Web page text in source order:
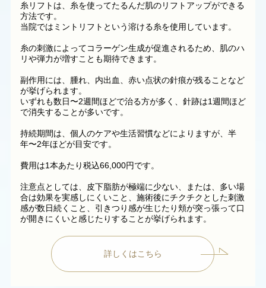
糸リフトは、糸を使ってたるんだ肌のリフトアップができる
方法です。
当院ではミントリフトという溶ける糸を使用しています。
糸の刺激によってコラーゲン生成が促進されるため、肌のハ
リや弾力が増すことも期待できます​​。
副作用には、腫れ、内出血、赤い点状の針痕が残ることなど
が挙げられます。
いずれも数日〜2週間ほどで治る方が多く、針跡は1週間ほど
で消失することが多いです。
持続期間は、個人のケアや生活習慣などによりますが、半
年〜2年ほどが目安です。
費用は1本あたり税込66,000円です。
注意点としては、皮下脂肪が極端に少ない、または、多い場
合は効果を実感しにくいこと、施術後にチクチクとした刺激
感が数日続くこと、引きつり感が生じたり頬が突っ張って口
が開きにくいと感じたりすることが挙げられます。
詳しくはこちら